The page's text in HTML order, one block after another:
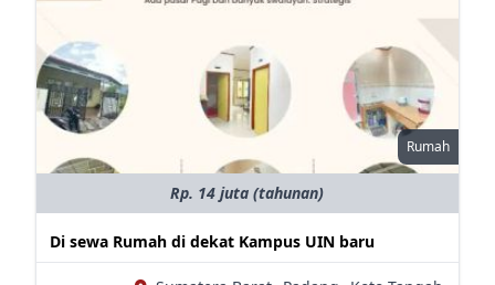
Rumah
Rp. 14 juta (tahunan)
Di sewa Rumah di dekat Kampus UIN baru